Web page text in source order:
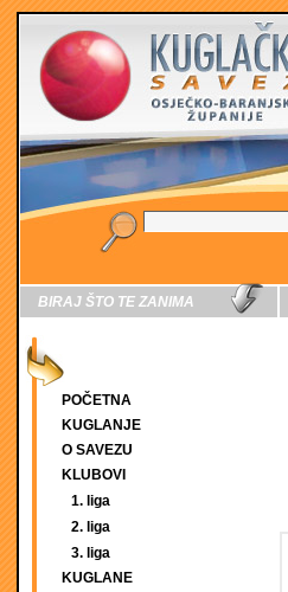
BIRAJ ŠTO TE ZANIMA
POČETNA
KUGLANJE
O SAVEZU
KLUBOVI
1. liga
2. liga
3. liga
KUGLANE